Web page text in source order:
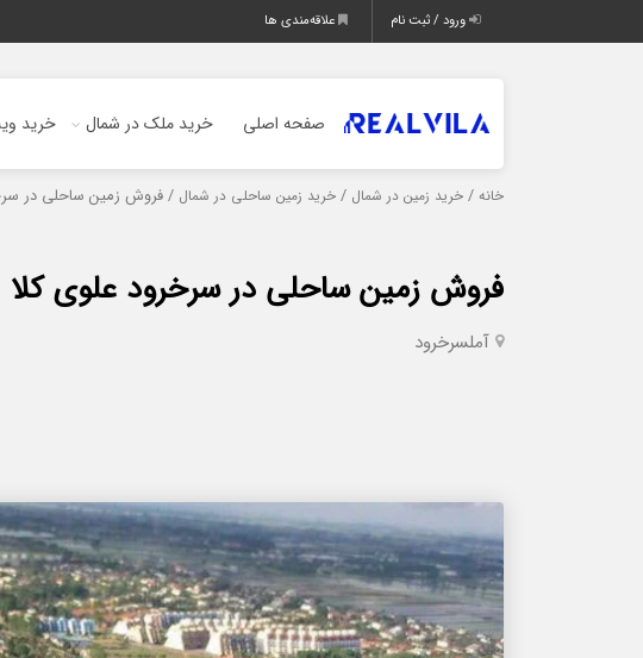
ورود / ثبت نام علاقه‌مندی ها
صفحه اصلی خرید ملک در شمال خرید
خانه / خرید زمین در شمال / خرید زمین ساحلی در شمال / فروش زمین ساحلی در
فروش زمین ساحلی در سرخرود علوی کلا
آملسرخرود